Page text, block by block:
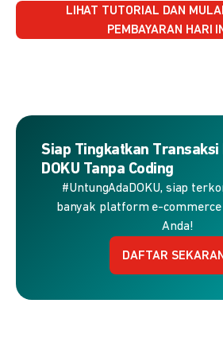
LIHAT TUTORIAL DAN
PEMBAYARAN HARI
Siap Tingkatkan Transaksi
DOKU Tanpa Coding
#UntungAdaDOKU, siap
banyak platform e-
Anda!
DAFTAR